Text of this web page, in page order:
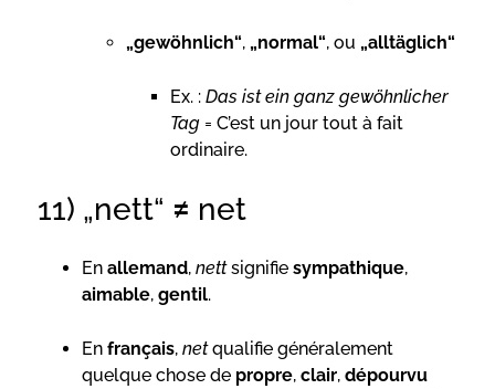
„gewöhnlich“, „normal“, ou „alltäglich“
Ex. : Das ist ein ganz gewöhnlicher
Tag = C’est un jour tout à fait
ordinaire.
11) „nett“ ≠ net
En allemand, nettsignifie sympathique,
aimable, gentil.
En français, netqualifie généralement
quelque chose de propre, clair, dépourvu